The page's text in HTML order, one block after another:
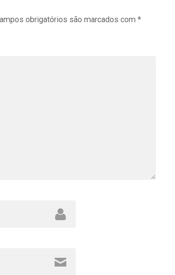
obrigatórios são marcados com *